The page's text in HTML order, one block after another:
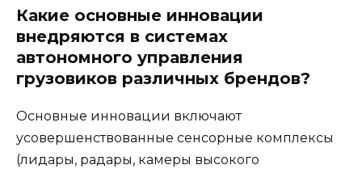
Какие основные инновации
внедряются в системах
автономного управления
грузовиков различных брендов?
Основные инновации включают
усовершенствованные сенсорные комплексы
(лидары, радары, камеры высокого